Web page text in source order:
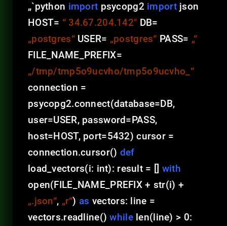
„`python import psycopg2 importjson
HOST= “ 34.67.204.142″ DB=
„postgres“USER= „postgres“ PASS= „“
FILE_NAME_PREFIX=
„/tmp/tmp5o9ucvho/tmp5o9ucvho_“
connection =
psycopg2.connect(database=DB,
user=USER, password=PASS,
host=HOST, port=5432) cursor =
connection.cursor() def
load_vectors(i: int): result = [] with
open(FILE_NAME_PREFIX + str(i) +
„.json“, „r“) as vectors: line =
vectors.readline()whilelen(line) > 0: